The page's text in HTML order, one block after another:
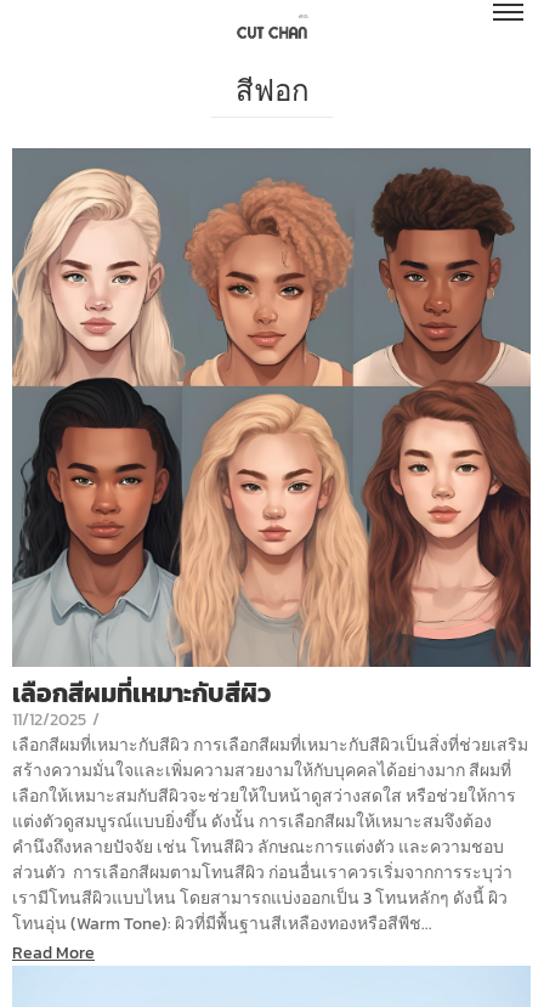
สีฟอก
เลือกสีผมที่เหมาะกับสีผิว
11/12/2025 /
เลือกสีผมที่เหมาะกับสีผิว การเลือกสีผมที่เหมาะกับสีผิวเป็นสิ่งที่ช่วยเสริม
สร้างความมั่นใจและเพิ่มความสวยงามให้กับบุคคลได้อย่างมาก สีผมที่
เลือกให้เหมาะสมกับสีผิวจะช่วยให้ใบหน้าดูสว่างสดใส หรือช่วยให้การ
แต่งตัวดูสมบูรณ์แบบยิ่งขึ้น ดังนั้น การเลือกสีผมให้เหมาะสมจึงต้อง
คำนึงถึงหลายปัจจัย เช่น โทนสีผิว ลักษณะการแต่งตัว และความชอบ
ส่วนตัว การเลือกสีผมตามโทนสีผิว ก่อนอื่นเราควรเริ่มจากการระบุว่า
เรามีโทนสีผิวแบบไหน โดยสามารถแบ่งออกเป็น 3 โทนหลักๆ ดังนี้ ผิว
โทนอุ่น (Warm Tone): ผิวที่มีพื้นฐานสีเหลืองทองหรือสีพีช...
Read More